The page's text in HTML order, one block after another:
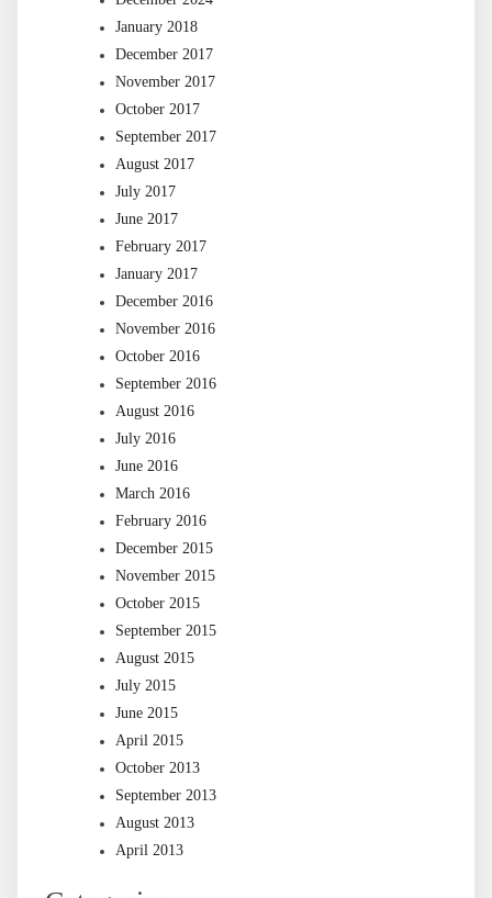
January 2018
December 2017
November 2017
October 2017
September 2017
August 2017
July 2017
June 2017
February 2017
January 2017
December 2016
November 2016
October 2016
September 2016
August 2016
July 2016
June 2016
March 2016
February 2016
December 2015
November 2015
October 2015
September 2015
August 2015
July 2015
June 2015
April 2015
October 2013
September 2013
August 2013
April 2013